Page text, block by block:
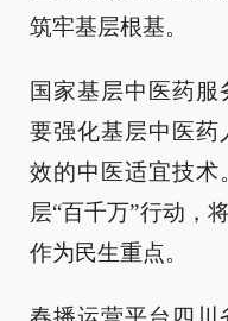
筑牢基层根基。
国家基层中医药服
要强化基层中医药
效的中医适宜技术
层“百千万”行动，
作为民生重点。